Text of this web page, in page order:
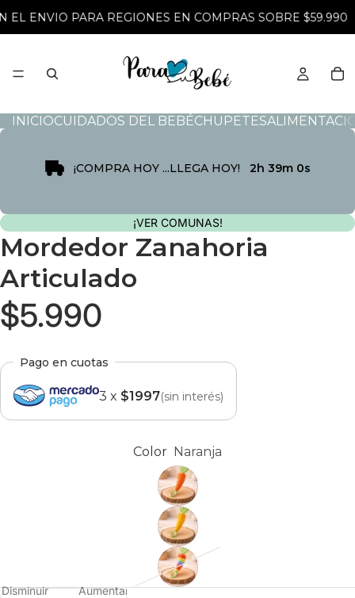
EL ENVIO PARA REGIONES EN COMPRAS SOBRE $59.990
INICIOCUIDADOS DEL BEBÉCHUPETES
¡COMPRA HOY ...LLEGA HOY! 2h 39m 0s
¡VER COMUNAS!
Mordedor Zanahoria
Articulado
$5.990
Pago en cuotas
3 x $1997(sin interés)
Color Naranja
Disminuir
Aumentar